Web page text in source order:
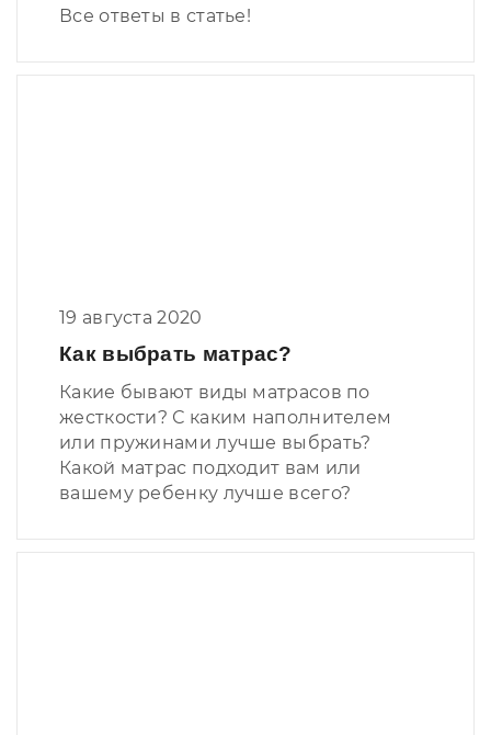
Все ответы в статье!
19 августа 2020
Как выбрать матрас?
Какие бывают виды матрасов по
жесткости? С каким наполнителем
или пружинами лучше выбрать?
Какой матрас подходит вам или
вашему ребенку лучше всего?